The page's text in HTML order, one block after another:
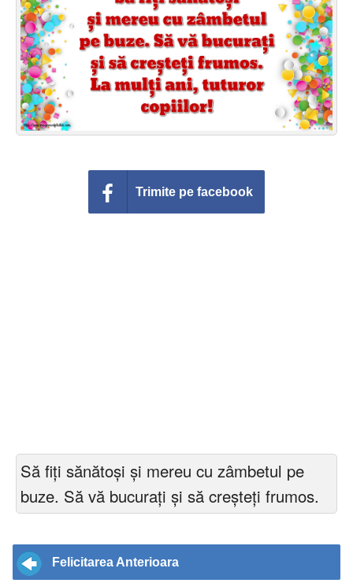
Felicitari zile saptamana
Felicitari muzicale
Felicitari muzicale personalizate
Felicitari animate
Conecteaza-te
Trimite pe facebook
Să fiți sănătoși și mereu cu zâmbetul pe
buze. Să vă bucurați și să creșteți frumos.
Felicitarea Anterioara